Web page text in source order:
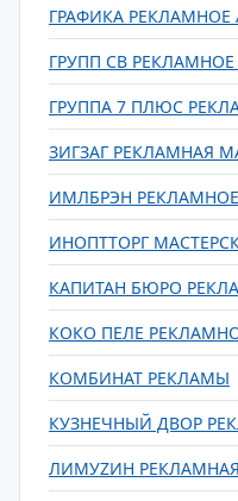
ГРАФИКА РЕКЛАМНОЕ
ГРУПП СВ РЕКЛАМНОЕ
ГРУППА 7 ПЛЮС
ЗИГЗАГ РЕКЛАМНАЯ
ИМЛБРЭН РЕКЛАМНОЕ
ИНОПТТОРГ
КАПИТАН БЮРО
КОКО ПЕЛЕ
КОМБИНАТ РЕКЛАМЫ
КУЗНЕЧНЫЙ ДВОР
ЛИМУZИН